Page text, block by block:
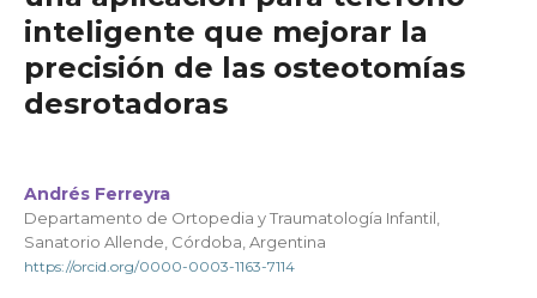
inteligente que mejorar la
precisión de las osteotomías
desrotadoras
Andrés Ferreyra
Departamento de Ortopedia y Traumatología Infantil,
Sanatorio Allende, Córdoba, Argentina
https://orcid.org/0000-0003-1163-7114